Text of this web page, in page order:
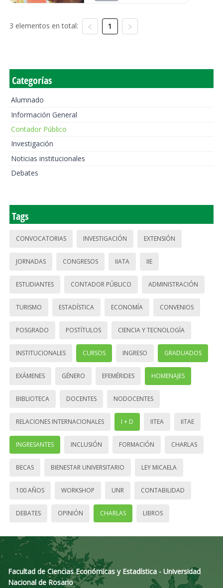
3 elementos en total: 1
Categorías
Alumnado
Información General
Contador Público
Investigación
Noticias institucionales
Debates
Tags
CONVOCATORIAS INVESTIGACIÓN EXTENSIÓN
JORNADAS CONGRESOS IIATA IIE
ESTUDIANTES CONTADOR PÚBLICO ADMINISTRACIÓN
TURISMO ESTADÍSTICA ECONOMÍA CONVENIOS
POSGRADO POSTÍTULOS CIENCIA Y TECNOLOGÍA
INSTITUCIONALES CURSOS INGRESO GRADUADOS
EXÁMENES GÉNERO EFEMÉRIDES HOMENAJES
BIBLIOTECA DOCENTES NODOCENTES
RELACIONES INTERNACIONALES I + D IITEA IITAE
INGRESANTES INCLUSIÓN FORMACIÓN CHARLAS
BECAS BIENESTAR UNIVERSITARIO LEY MICAELA
100 AÑOS WORKSHOP UNR CONTABILIDAD
DEBATES OPINIÓN CHARLAS LIBROS
Facultad de Ciencias Económicas y Estadística - Universidad
Nacional de Rosario